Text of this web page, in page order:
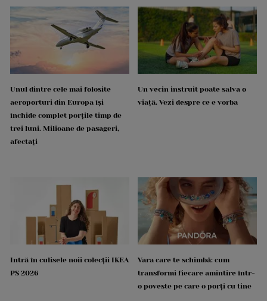
Unul dintre cele mai folosite
aeroporturi din Europa își
închide complet porțile timp de
trei luni. Milioane de pasageri,
afectați
Un vecin instruit poate salva o
viață. Vezi despre ce e vorba
Intră în culisele noii colecții IKEA
PS 2026
Vara care te schimbă: cum
transformi fiecare amintire într-
o poveste pe care o porți cu tine